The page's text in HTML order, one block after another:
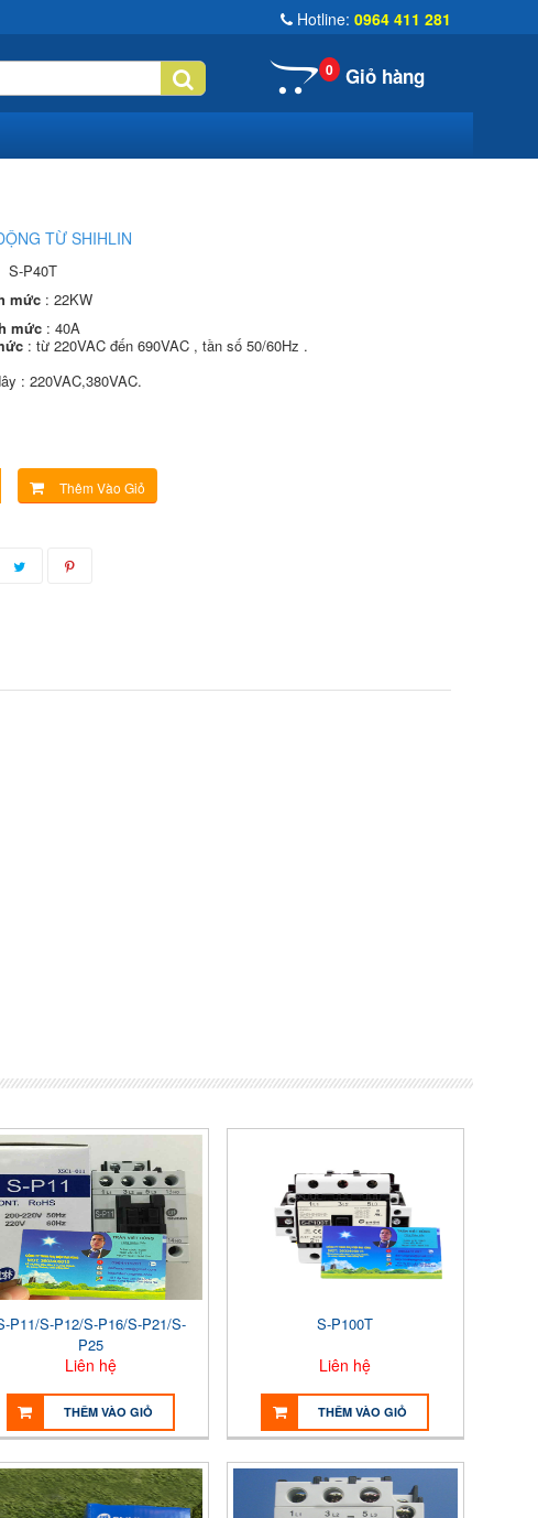
Hotline: 0964 411 281
0 Giỏ hàng
TỪ SHIHLIN
S-P40T
mức: 22KW
mức: 40A
: từ 220VAC đến 690VAC , tần số 50/60Hz .
: 220VAC,380VAC.
Thêm Vào Giỏ
P11/S-P12/S-P16/S-P21/S-
P25
Liên hệ
THÊM VÀO GIỎ
S-P100T
Liên hệ
THÊM VÀO GIỎ